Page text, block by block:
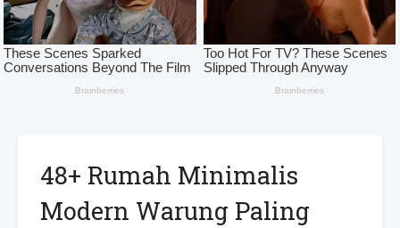
48+ Rumah Minimalis
Modern Warung Paling